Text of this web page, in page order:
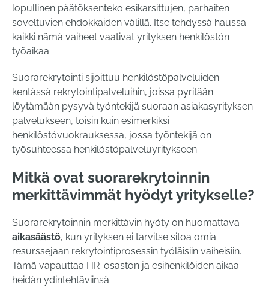
lopullinen päätöksenteko esikarsittujen, parhaiten
soveltuvien ehdokkaiden välillä. Itse tehdyssä haussa
kaikki nämä vaiheet vaativat yrityksen henkilöstön
työaikaa.
Suorarekrytointi sijoittuu henkilöstöpalveluiden
kentässä rekrytointipalveluihin, joissa pyritään
löytämään pysyvä työntekijä suoraan asiakasyrityksen
palvelukseen, toisin kuin esimerkiksi
henkilöstövuokrauksessa, jossa työntekijä on
työsuhteessa henkilöstöpalveluyritykseen.
Mitkä ovat suorarekrytoinnin
merkittävimmät hyödyt yritykselle?
Suorarekrytoinnin merkittävin hyöty on huomattava
aikasäästö, kun yrityksen ei tarvitse sitoa omia
resurssejaan rekrytointiprosessin työläisiin vaiheisiin.
Tämä vapauttaa HR-osaston ja esihenkilöiden aikaa
heidän ydintehtäviinsä.